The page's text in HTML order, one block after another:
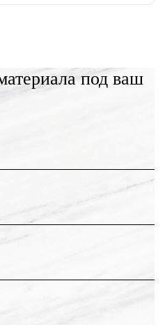
под ваш